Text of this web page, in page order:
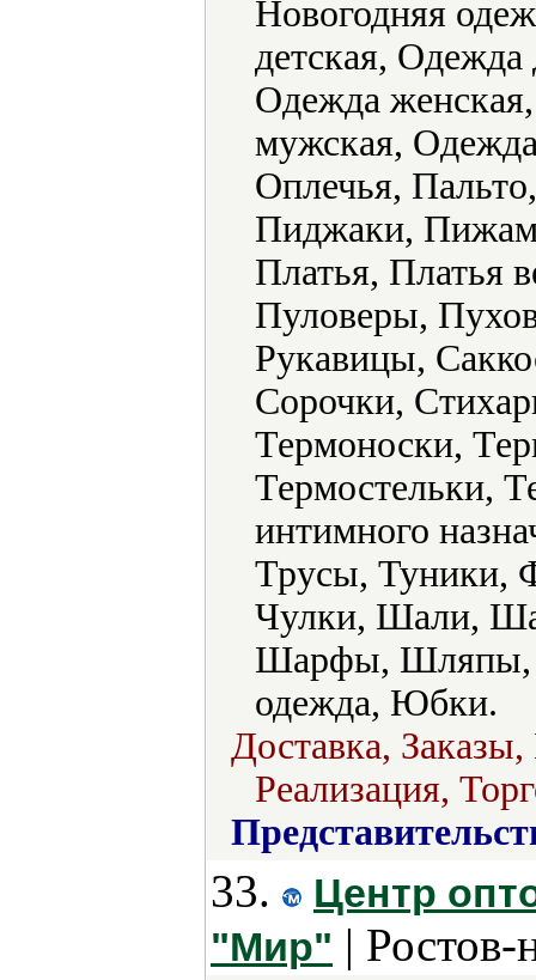
Новогодняя
детская,
Одежда
мужская,
Оплечья,
Пиджаки,
Платья, Платья
Пуловеры,
Рукавицы,
Сорочки,
Термоноски,
Термостельки,
интимного
Трусы, Туники,
Чулки, Шали,
Шарфы, Шляпы,
одежда, Юбки.
Доставка,
Реализация,
33.
Центр
"Мир" |